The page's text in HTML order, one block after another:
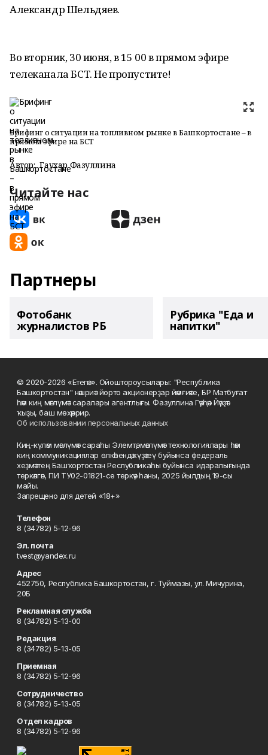
Александр Шельдяев.
Во вторник, 30 июня, в 15 00 в прямом эфире
телеканала БСТ. Не пропустите!
Брифинг о ситуации на топливном рынке в Башкортостане – в
прямом эфире на БСТ
Автор: Гаухар Фазуллина
Читайте нас
Партнеры
Фотобанк
журналистов РБ
Рубрика "Еда и
напитки"
© 2020-2026 «Етегән». Ойоштороусылары: "Республика
Башкортостан" нәшриәт йорто акционерҙар йәмғиәте, БР Матбуғат
һәм киң мәғлүмәт саралары агентлығы. Фазуллина Гәүһәр Йәүҙәт
ҡыҙы, баш мөхәррир.
Об использовании персональных данных
Киң-күләм мәғлүмәт сараһы Элемтә, мәғлүмәт технологиялары һәм
киң коммуникациялар өлкәһендә күҙәтеү буйынса федераль
хеҙмәттең Башҡортостан Республикаһы буйынса идаралығында
теркәлгән, ПИ ТУ02-01821-се теркәү һаны, 2025 йылдың 19-сы
майы.
Запрещено для детей «18+»
Телефон
8 (34782) 5-12-96
Эл. почта
tvest@yandex.ru
Адрес
452750, Республика Башкортостан, г. Туймазы, ул. Мичурина,
20Б
Рекламная служба
8 (34782) 5-13-00
Редакция
8 (34782) 5-13-05
Приемная
8 (34782) 5-12-96
Сотрудничество
8 (34782) 5-13-05
Отдел кадров
8 (34782) 5-12-96